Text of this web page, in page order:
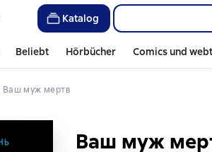
Katalog
Beliebt Hörbücher Comics und
Ваш муж мертв
Ваш муж